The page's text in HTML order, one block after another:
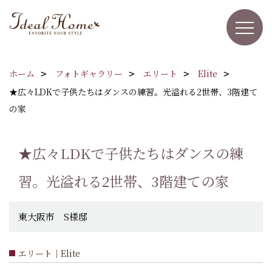
ホーム フォトギャラリー エリート
Elite
★広々LDKで子供たちはダンスの練習。光溢れる2世帯、3階建て
の家
★広々LDKで子供たちはダンスの練
習。光溢れる2世帯、3階建ての家
東大阪市 S様邸
エリート｜Elite